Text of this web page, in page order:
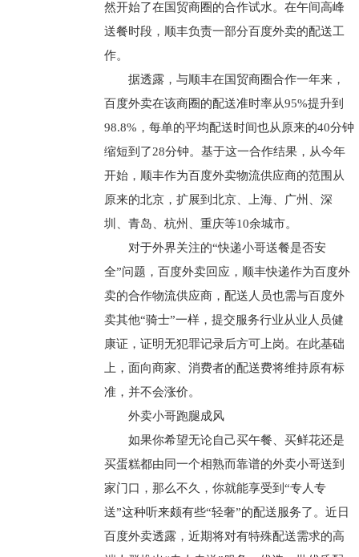
然开始了在国贸商圈的合作试水。在午间高峰
送餐时段，顺丰负责一部分百度外卖的配送工
作。
据透露，与顺丰在国贸商圈合作一年来，
百度外卖在该商圈的配送准时率从95%提升到
98.8%，每单的平均配送时间也从原来的40分钟
缩短到了28分钟。基于这一合作结果，从今年
开始，顺丰作为百度外卖物流供应商的范围从
原来的北京，扩展到北京、上海、广州、深
圳、青岛、杭州、重庆等10余城市。
对于外界关注的“快递小哥送餐是否安
全”问题，百度外卖回应，顺丰快递作为百度外
卖的合作物流供应商，配送人员也需与百度外
卖其他“骑士”一样，提交服务行业从业人员健
康证，证明无犯罪记录后方可上岗。在此基础
上，面向商家、消费者的配送费将维持原有标
准，并不会涨价。
外卖小哥跑腿成风
如果你希望无论自己买午餐、买鲜花还是
买蛋糕都由同一个相熟而靠谱的外卖小哥送到
家门口，那么不久，你就能享受到“专人专
送”这种听来颇有些“轻奢”的配送服务了。近日
百度外卖透露，近期将对有特殊配送需求的高